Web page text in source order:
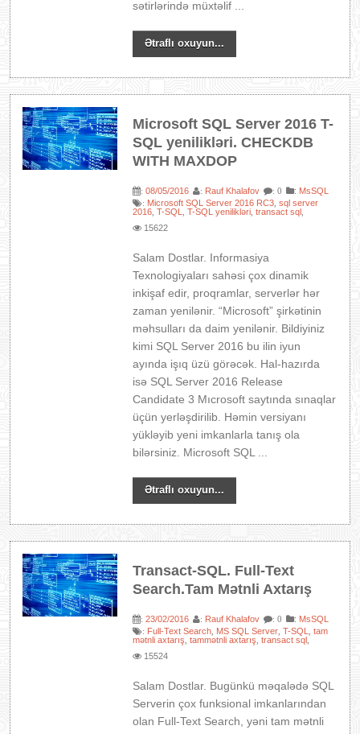
sətirlərində müxtəlif ...
Ətraflı oxuyun...
Microsoft SQL Server 2016 T-
SQL yenilikləri. CHECKDB
WITH MAXDOP
:08/05/2016 : Rauf Khalafov : 0 : MsSQL
: Microsoft SQL Server 2016 RC3 ,sql server
2016 ,T-SQL ,T-SQL yenilikləri ,transact sql
15622
Salam Dostlar. Informasiya
Texnologiyaları sahəsi çox dinamik
inkişaf edir, proqramlar, serverlər hər
zaman yenilənir. “Microsoft” şirkətinin
məhsulları da daim yenilənir. Bildiyiniz
kimi SQL Server 2016 bu ilin iyun
ayında işıq üzü görəcək. Hal-hazırda
isə SQL Server 2016 Release
Candidate 3 Mıcrosoft saytında sınaqlar
üçün yerləşdirilib. Həmin versiyanı
yükləyib yeni imkanlarla tanış ola
bilərsiniz. Microsoft SQL ...
Ətraflı oxuyun...
Transact-SQL. Full-Text
Search.Tam Mətnli Axtarış
:23/02/2016 : Rauf Khalafov : 0 : MsSQL
: Full-Text Search MS SQL Server ,T-SQL ,tam
mətnli axtarış
,tammətnli axtarış ,transact sql
15524
Salam Dostlar. Bugünkü məqalədə SQL
Serverin çox funksional imkanlarından
olan Full-Text Search, yəni tam mətnli